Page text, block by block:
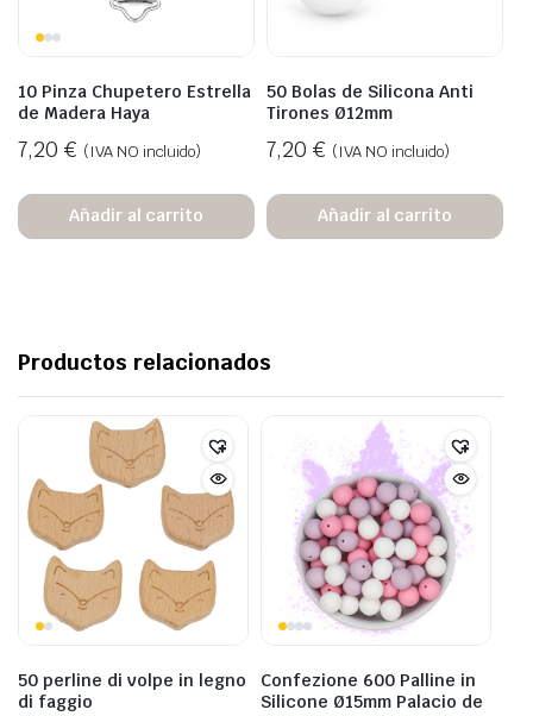
10 Pinza Chupetero Estrella
de Madera Haya
7,20 € (IVA NO incluido)
Añadir al carrito
50 Bolas de Silicona Anti
Tirones Ø12mm
7,20 € (IVA NO incluido)
Añadir al carrito
Productos relacionados
50 perline di volpe in legno
di faggio
Confezione 600 Palline in
Silicone Ø15mm Palacio de